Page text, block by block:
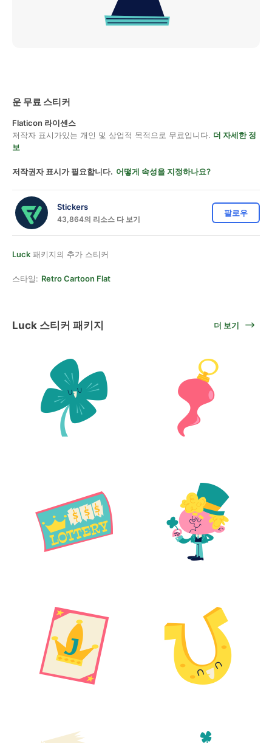
운 무료 스티커
Flaticon 라이센스
저작자 표시가있는 개인 및 상업적 목적으로 무료입니다. 더 자세한 정
보
저작권자 표시가 필요합니다. 어떻게 속성을 지정하나요?
Stickers
43,864의 리소스 다 보기
팔로우
Luck 패키지의 추가 스티커
스타일: Retro Cartoon Flat
Luck 스티커 패키지 더 보기